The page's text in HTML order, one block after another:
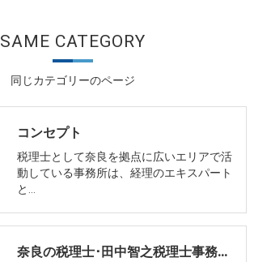
同じカテゴリーのページ
SAME CATEGORY
コンセプト
税理士として奈良を拠点に広いエリアで活
動している事務所は、経理のエキスパート
と…
奈良の税理士･田中智之税理士事務所の口コミ情報